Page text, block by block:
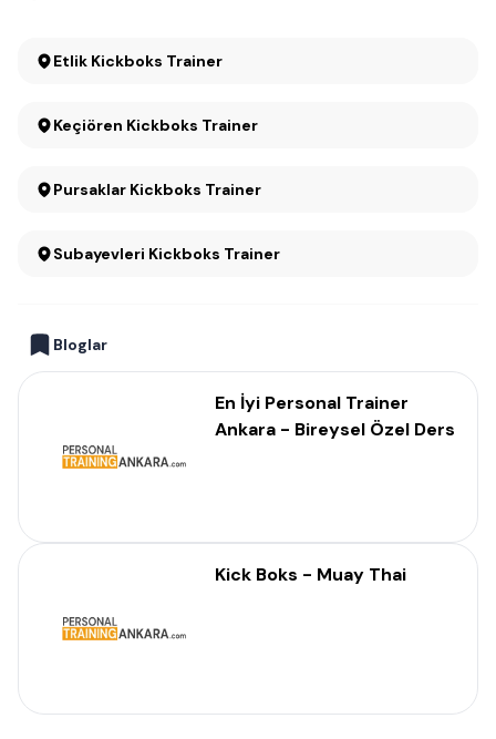
Etlik Kickboks Trainer
Keçiören Kickboks Trainer
Pursaklar Kickboks Trainer
Subayevleri Kickboks Trainer
Bloglar
En İyi Personal Trainer
Ankara - Bireysel Özel Ders
Kick Boks - Muay Thai